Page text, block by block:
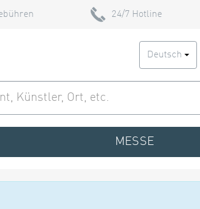
24/7 Hotline
Deutsch
MESSE